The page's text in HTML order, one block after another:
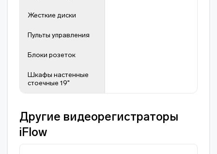
Жесткие диски
Пульты управления
Блоки розеток
Шкафы настенные
стоечные 19"
Другие видеорегистраторы
iFlow